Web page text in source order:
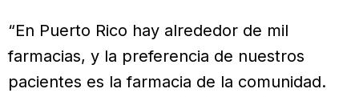
“En Puerto Rico hay alrededor de mil
farmacias, y la preferencia de nuestros
pacientes es la farmacia de la comunidad.